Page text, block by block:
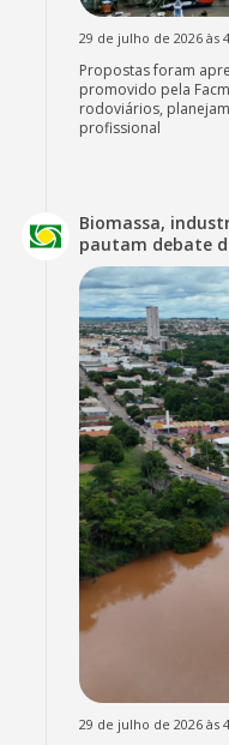
29 de julho de 2026 às
Propostas foram
promovido pela
rodoviários,
profissional
Biomassa,
pautam debate
29 de julho de 2026 às